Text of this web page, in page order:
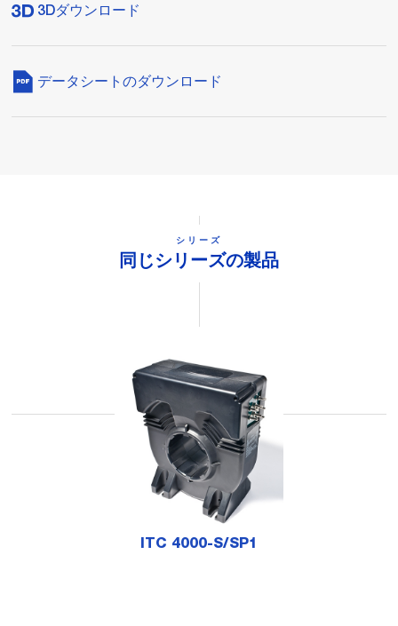
3Dダウンロード
データシートのダウンロード
シリーズ
同じシリーズの製品
ITC 4000-S/SP1